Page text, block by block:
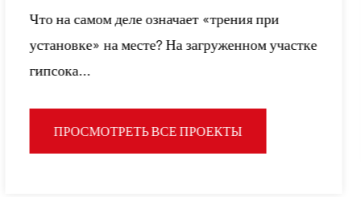
существующих клиентов посетить наш завод и
изучить возможности для бизнеса.
внимание часто уделяется крупному
оборудованию или видимым ко...